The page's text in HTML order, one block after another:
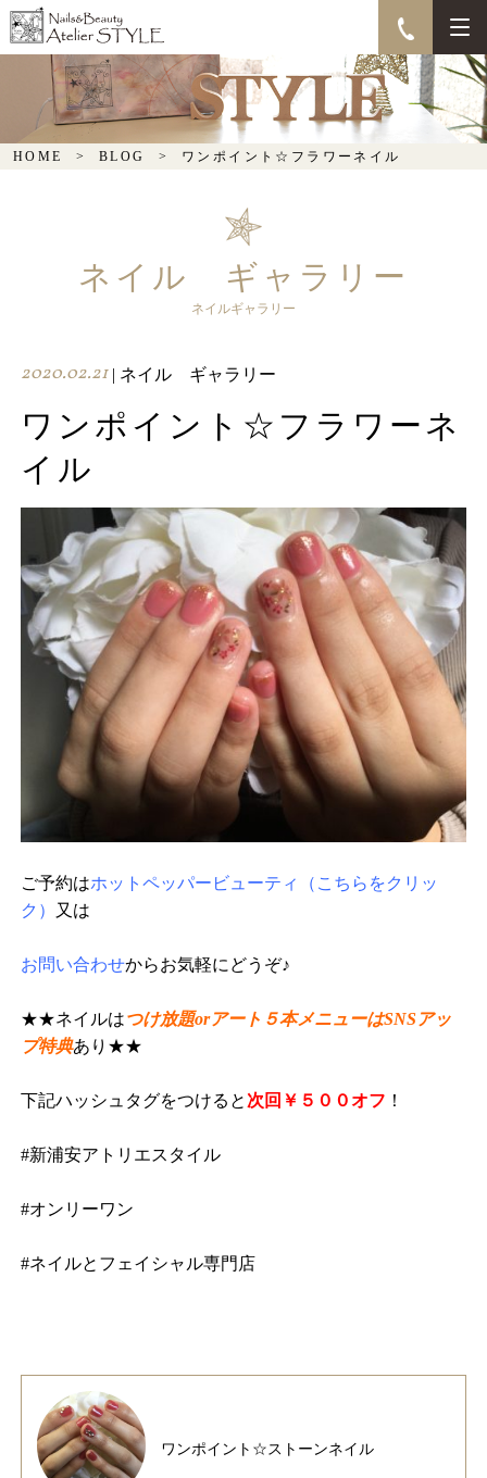
ワンポイント☆フラワー
ネイル
HOME BLOG ワンポイント☆フラワーネイル
ネイル ギャラリー
ネイルギャラリー
2020.02.21| ネイル ギャラリー
ワンポイント☆フラワーネ
イル
ご予約はホットペッパービューティ（こちらをクリッ
ク）
又は
お問い合わせからお気軽にどうぞ♪
★★ネイルはつけ放題orアート５本メニューはSNSアッ
プ特典あり★★
下記ハッシュタグをつけると 次回￥５００オフ ！
#新浦安アトリエスタイル
#オンリーワン
#ネイルとフェイシャル専門店
ワンポイント☆ストーンネイル